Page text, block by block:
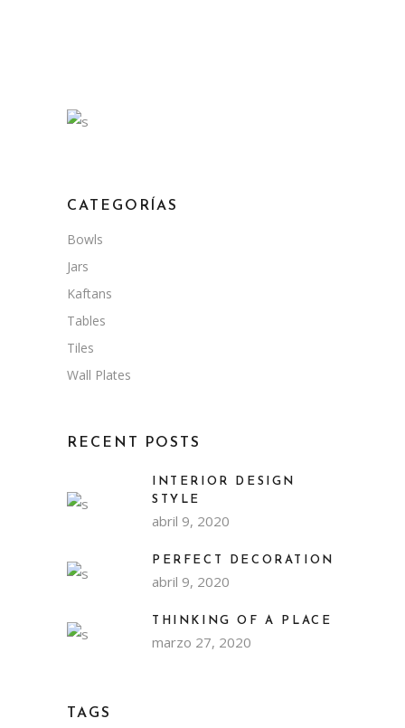
CATEGORÍAS
Bowls
Jars
Kaftans
Tables
Tiles
Wall Plates
RECENT POSTS
INTERIOR DESIGN
STYLE
abril 9, 2020
PERFECT DECORATION
abril 9, 2020
THINKING OF A PLACE
marzo 27, 2020
TAGS